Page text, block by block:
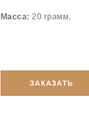
Масса: 20 грамм.
ЗАКАЗАТЬ